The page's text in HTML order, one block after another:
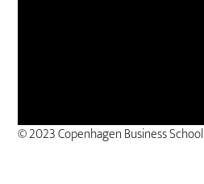
© 2023 Copenhagen Business School